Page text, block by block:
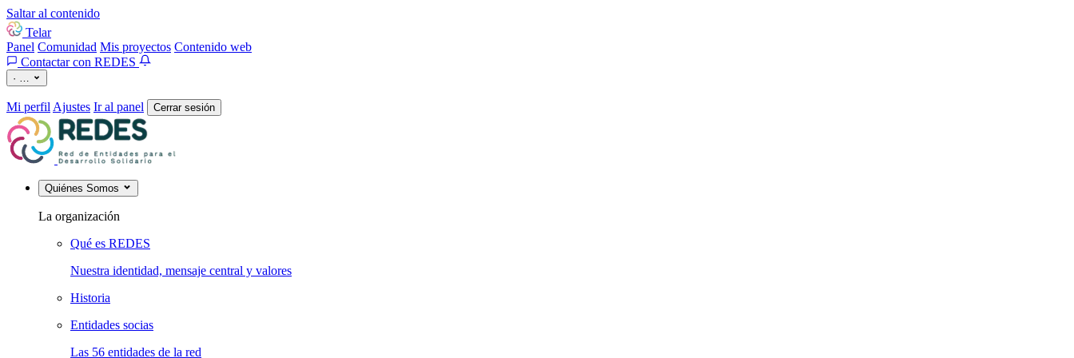
Saltar al contenido
Telar
Panel Comunidad Mis proyectos Contenido web
Contactar con REDES
· …
Mi perfil Ajustes Ir al panel Cerrar sesión
Quiénes Somos
La organización
Qué es REDES
Nuestra identidad, mensaje central y valores
Historia
Entidades socias
Las 56 entidades de la red